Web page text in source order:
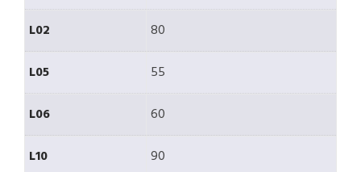
L02
80
L05
55
L06
60
L10
90